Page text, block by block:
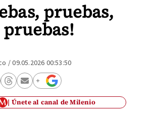
pruebas,
pruebas!
/09.05.2026 00:53:50
Únete al canal de Milenio